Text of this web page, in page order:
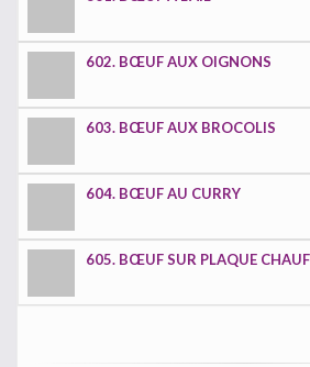
602. BŒUF AUX OIGNONS
603. BŒUF AUX BROCOLIS
604. BŒUF AU CURRY
605. BŒUF SUR PLAQUE